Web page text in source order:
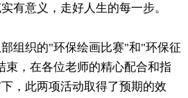
有意义，走好人生的每一步。
组织的"环保绘画比赛"和"环保征
束，在各位老师的精心配合和指
，此两项活动取得了预期的效